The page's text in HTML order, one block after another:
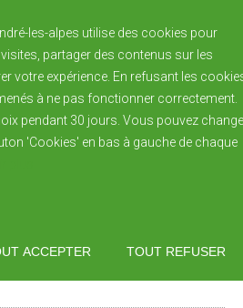
les-alpes utilise des cookies pour
partager des contenus sur les
votre expérience. En refusant les
à ne pas fonctionner correctement.
pendant 30 jours. Vous pouvez
'Cookies' en bas à gauche de chaque
ACCEPTER TOUT REFUSER